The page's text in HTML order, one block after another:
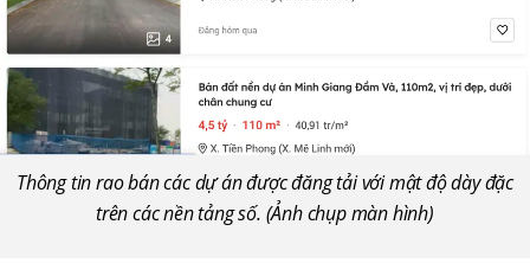
Thông tin rao bán các dự án được đăng tải với mật độ dày đặc
trên các nền tảng số. (Ảnh chụp màn hình)